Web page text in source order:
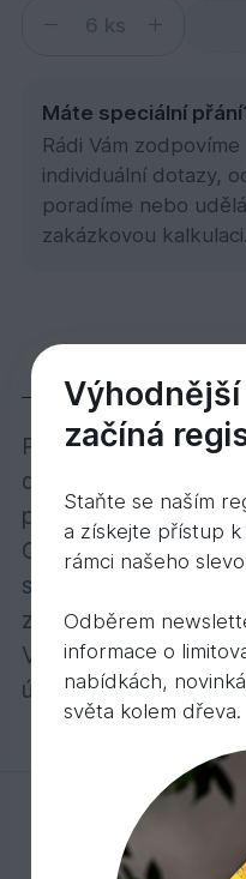
ks
Máte speciální
Rádi Vám zodpovíme
individuální dotazy,
poradíme nebo
zakázkovou kalkulaci.
110,69Kč
Palubky smrkové,
dodání různé délky.
povrchovou úpravu
Color. Možnost
sortimentu:
z masivního dřeva.
Veškeré profily s
účtujeme za m2
Mohlo
začíná
Staňte se naším
a získejte přístup k
rámci našeho
Odběrem
informace o
nabídkách,
světa kolem dřeva.